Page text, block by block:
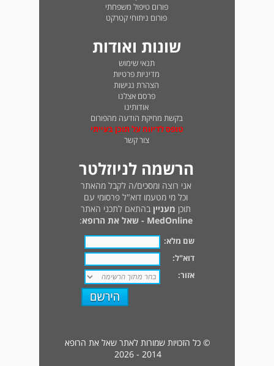
פורום טיפול משפחתי
פורום ניתוחי קטרקט
שונות ואודות
תנאי שימוש
מדיניות פרטיות
הצהרת נגישות
פרסם אצלנו
אודותינו
בקשת מחיקת הודעה מהפורום
טופס לדיווח על תוכן בעייתי
צור קשר
הרשמה לניוזלטר
אני רוצה ומסכים/ה לקבל מהאתר
וכל מי מטעמו דוא"ל פרסומי עם
תוכן מעניין בהתאם לתכני האתר
MedOnline - שאל את הרופא
:
שם מלא:
דוא"ל:
אזור:
© כל הזכויות שמורות לאתר שאל את הרופא
2014 - 2026